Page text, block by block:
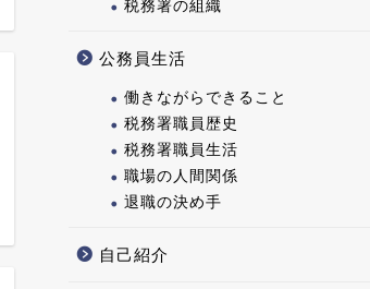
税務署の組織
公務員生活
働きながらできること
税務署職員歴史
税務署職員生活
職場の人間関係
退職の決め手
自己紹介